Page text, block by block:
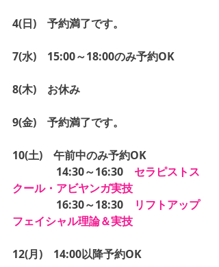
4(日)　予約満了です。
7(水)　15:00～18:00のみ予約OK
8(木)　お休み
9(金)　予約満了です。
10(土)　午前中のみ予約OK
14:30～16:30 セラピストス
クール・アビヤンガ実技
16:30～18:30
リフトアップ
フェイシャル理論＆実技
12(月)　14:00以降予約OK